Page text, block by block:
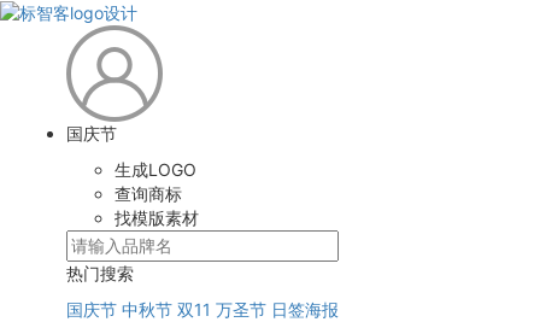
国庆节
生成LOGO
查询商标
找模版素材
热门搜索
国庆节 中秋节 双11 万圣节 日签海报